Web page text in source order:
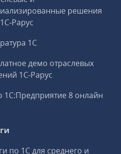
решения
1С
демо отраслевых
1С‑Рарус
1С:Предприятие 8 онлайн
по 1С для среднего и